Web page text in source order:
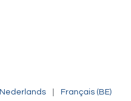
Nederlands Français (BE)